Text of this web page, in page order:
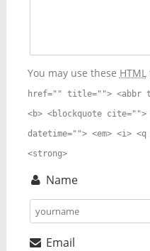
You may use these HTML
href="" title=""> <abbr
<b> <blockquote cite="">
datetime=""> <em> <i>
<strong>
Name
Email